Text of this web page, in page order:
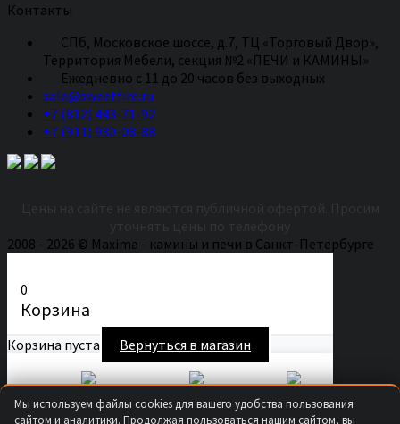
Контакты
СПб, Московское шоссе, д.7, ТЦ «Торговый Двор»,
Территория Мебели, секция №2 «ПЕЧИ и КАМИНЫ»
Eжедневно с 11 до 20 часов без выходных
sale@sweetfire.ru
+7 (812) 443-71-92
+7 (911) 930-08-88
2008 - 2026 © Maxima - камины и печи в Санкт-Петербурге
0
Корзина
Корзина пуста Вернуться в магазин
Мы используем файлы cookies для вашего удобства пользования
сайтом и аналитики. Продолжая пользоваться нашим сайтом, вы